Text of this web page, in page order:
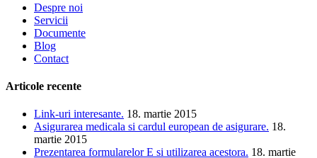
Despre noi
Servicii
Documente
Blog
Contact
Articole recente
Link-uri interesante. 18. martie 2015
Asigurarea medicala si cardul european de asigurare. 18.
martie 2015
Prezentarea formularelor E si utilizarea acestora. 18. martie